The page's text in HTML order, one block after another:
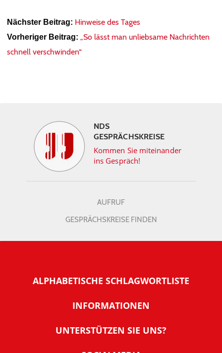
Nächster Beitrag: Hinweise des Tages
Vorheriger Beitrag: „So lässt man unliebsame Nachrichten
schnell verschwinden“
NDS
GESPRÄCHSKREISE
Kommen Sie miteinander
ins Gespräch!
AUFRUF
GESPRÄCHSKREISE FINDEN
ALPHABETISCHE SCHLAGWORTLISTE
INFORMATIONEN
Warum NachDenkSeiten
UNTERSTÜTZEN SIE UNS?